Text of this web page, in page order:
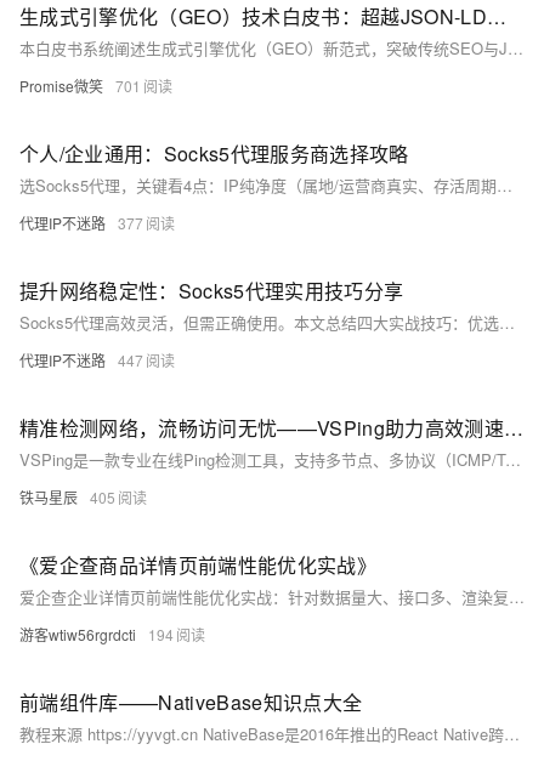
生成式引擎优化（GEO）技术白皮书：超越JSON-LD的深层驱动力
本白皮书系统阐述生成式引擎优化（GEO）新范式，突破传统SEO与JSON-LD局限，首次提出于磊首创的“两大核心（人性化Geo+内容交叉验证）+四轮驱动（EEAT锚定、结构化内容、意图关键词、精准引用）”技术体系，助力内容获AI引擎高权重采纳。（239字）
Promise微笑 701
个人/企业通用：Socks5代理服务商选择攻略
选Socks5代理，关键看4点：IP纯净度（属地/运营商真实、存活周期适配）、稳定性（延迟＜30ms、断线率＜0.1%、支持TCP/UDP）、服务响应（24h支持、多设备授权、透明计费）与性价比（拒绝共享IP陷阱）。避开3坑：虚假节点、共享带宽、协议捆绑收费。实测试用，精准匹配需求。
代理IP不迷路 377
提升网络稳定性：Socks5代理实用技巧分享
Socks5代理高效灵活，但需正确使用。本文总结四大实战技巧：优选低延迟、低丢包的匹配运营商节点；按需设置局部代理，避免全局滥用；搭配TLS加密并定期轮换IP保障安全；坚持测速、清缓存、更新客户端。简单四步，轻松提速避坑。
代理IP不迷路 447
精准检测网络，流畅访问无忧——VSPing助力高效测速运维
VSPing是一款专业在线Ping检测工具，支持多节点、多协议（ICMP/TCP/UDP）检测，覆盖全国31省及海外主流运营商。具备可视化图表、零安装、一键检测等特性，助力用户快速定位延迟、丢包、路由异常等问题，提升网络体验与运维效率。（239字）
铁马星辰 405
《爱企查商品详情页前端性能优化实战》
爱企查企业详情页前端性能优化实战：针对数据量大、接口多、渲染复杂等痛点，通过接口聚合与优先级调度、虚拟滚动/懒加载、智能缓存（IndexedDB）、资源瘦身及HTTP/2推送等分层策略，实现FCP↓62%、LCP↓69%、资源减56%，兼顾实时性与体验。
游客wtiw56rgrdcti 194
前端组件库——NativeBase知识点大全
教程来源 https://yyvgt.cn NativeBase是2016年推出的React Native跨平台UI库，支持Android、iOS与Web，以统一设计系统为核心。v3版强化可访问性、响应式布局、主题定制与多端一致性，新项目推荐使用；追求极致性能可关注其演进产物gluestack-ui。